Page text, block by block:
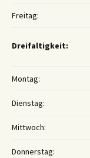
Freitag:
Dreifaltigkeit:
Montag:
Dienstag:
Mittwoch:
Donnerstag: